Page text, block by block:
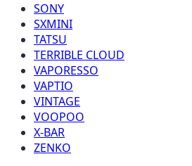
SONY
SXMINI
TATSU
TERRIBLE CLOUD
VAPORESSO
VAPTIO
VINTAGE
VOOPOO
X-BAR
ZENKO